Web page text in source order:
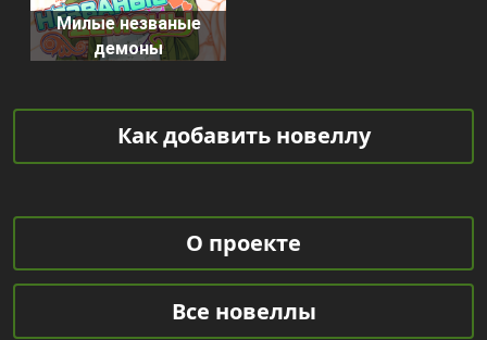
Милые незваные
демоны
Как добавить новеллу
О проекте
Все новеллы